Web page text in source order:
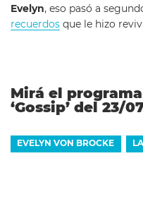
Evelyn, eso pasó a
recuerdos que le hizo
Mirá el
‘Gossip’ del 23/
EVELYN VON BROCKE